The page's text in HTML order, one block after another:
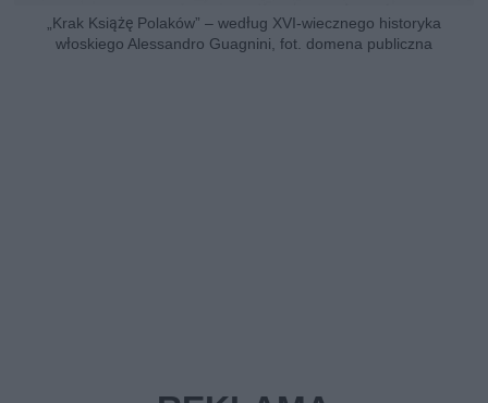
„Krak Książę Polaków” – według XVI-wiecznego historyka
włoskiego Alessandro Guagnini, fot. domena publiczna